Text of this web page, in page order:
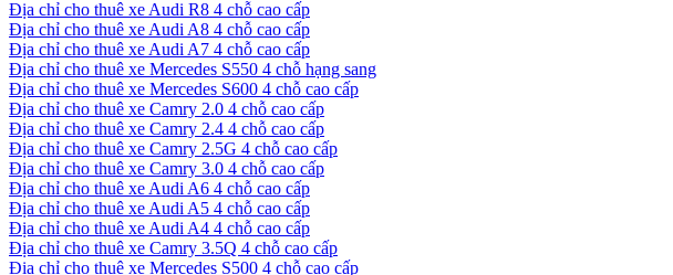
Địa chỉ cho thuê xe Audi R8 4 chỗ cao cấp
Địa chỉ cho thuê xe Audi A8 4 chỗ cao cấp
Địa chỉ cho thuê xe Audi A7 4 chỗ cao cấp
Địa chỉ cho thuê xe Mercedes S550 4 chỗ hạng sang
Địa chỉ cho thuê xe Mercedes S600 4 chỗ cao cấp
Địa chỉ cho thuê xe Camry 2.0 4 chỗ cao cấp
Địa chỉ cho thuê xe Camry 2.4 4 chỗ cao cấp
Địa chỉ cho thuê xe Camry 2.5G 4 chỗ cao cấp
Địa chỉ cho thuê xe Camry 3.0 4 chỗ cao cấp
Địa chỉ cho thuê xe Audi A6 4 chỗ cao cấp
Địa chỉ cho thuê xe Audi A5 4 chỗ cao cấp
Địa chỉ cho thuê xe Audi A4 4 chỗ cao cấp
Địa chỉ cho thuê xe Camry 3.5Q 4 chỗ cao cấp
Địa chỉ cho thuê xe Mercedes S500 4 chỗ cao cấp